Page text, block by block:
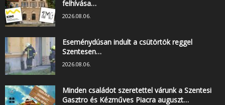
felhívása…
2026.08.06.
Eseménydúsan indult a csütörtök reggel
Szentesen…
2026.08.06.
Minden családot szeretettel várunk a Szentesi
Gasztro és Kézműves Piacra auguszt…